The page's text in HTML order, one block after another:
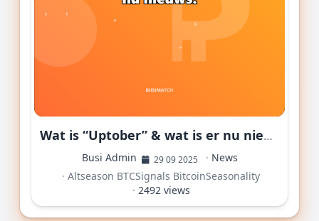
Wat is “Uptober” & wat is er nu nieuws.
Busi Admin 29 09 2025 · News
· Altseason BTCSignals BitcoinSeasonality
· 2492 views